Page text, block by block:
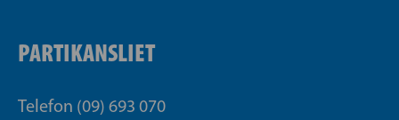
PARTIKANSLIET
Telefon (09) 693 070